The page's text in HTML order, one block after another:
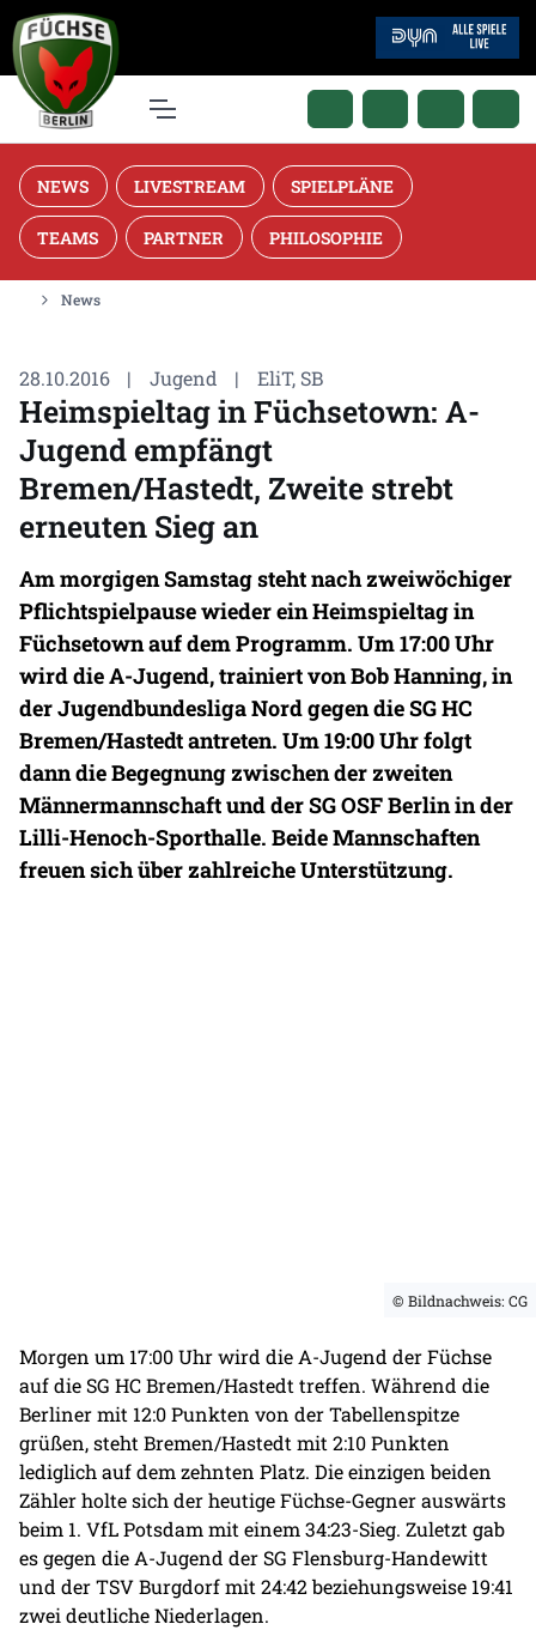
NEWS LIVESTREAM SPIELPLÄNE
TEAMS PARTNER PHILOSOPHIE
News
28.10.2016 | Jugend | EliT, SB
Heimspieltag in Füchsetown: A-
Jugend empfängt
Bremen/Hastedt, Zweite strebt
erneuten Sieg an
Am morgigen Samstag steht nach zweiwöchiger
Pflichtspielpause wieder ein Heimspieltag in
Füchsetown auf dem Programm. Um 17:00 Uhr
wird die A-Jugend, trainiert von Bob Hanning, in
der Jugendbundesliga Nord gegen die SG HC
Bremen/Hastedt antreten. Um 19:00 Uhr folgt
dann die Begegnung zwischen der zweiten
Männermannschaft und der SG OSF Berlin in der
Lilli-Henoch-Sporthalle. Beide Mannschaften
freuen sich über zahlreiche Unterstützung.
© Bildnachweis: CG
Morgen um 17:00 Uhr wird die A-Jugend der Füchse
auf die SG HC Bremen/Hastedt treffen. Während die
Berliner mit 12:0 Punkten von der Tabellenspitze
grüßen, steht Bremen/Hastedt mit 2:10 Punkten
lediglich auf dem zehnten Platz. Die einzigen beiden
Zähler holte sich der heutige Füchse-Gegner auswärts
beim 1. VfL Potsdam mit einem 34:23-Sieg. Zuletzt gab
es gegen die A-Jugend der SG Flensburg-Handewitt
und der TSV Burgdorf mit 24:42 beziehungsweise 19:41
zwei deutliche Niederlagen.